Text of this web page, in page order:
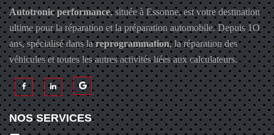
Autotronic performance, située à Essonne, est votre destination
ultime pour la réparation et la préparation automobile. Depuis 1O
ans, spécialisé dans lareprogrammation, la réparation des
véhicules et toutes les autres activités liées aux calculateurs.
NOS SERVICES